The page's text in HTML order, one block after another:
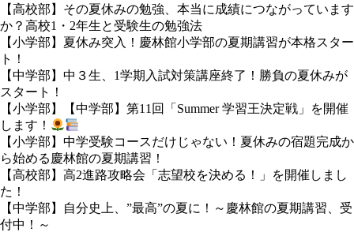
【高校部】その夏休みの勉強、本当に成績につながっています
か？高校1・2年生と受験生の勉強法
【小学部】夏休み突入！慶林館小学部の夏期講習が本格スター
ト！
【中学部】中３生、1学期入試対策講座終了！勝負の夏休みが
スタート！
【小学部】【中学部】第11回「Summer 学習王決定戦」を開催
します！
【小学部】中学受験コースだけじゃない！夏休みの宿題完成か
ら始める慶林館の夏期講習！
【高校部】高2進路攻略会「志望校を決める！」を開催しまし
た！
【中学部】自分史上、”最高”の夏に！～慶林館の夏期講習、受
付中！～